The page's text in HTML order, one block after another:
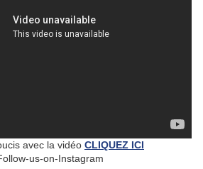
avec la vidéo CLIQUEZ ICI